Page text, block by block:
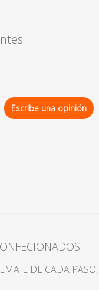
Escribe una opinión
DE CADA